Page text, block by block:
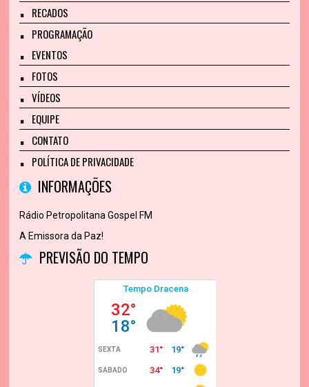
RECADOS
PROGRAMAÇÃO
EVENTOS
FOTOS
VÍDEOS
EQUIPE
CONTATO
POLÍTICA DE PRIVACIDADE
INFORMAÇÕES
Rádio Petropolitana Gospel FM
A Emissora da Paz!
PREVISÃO DO TEMPO